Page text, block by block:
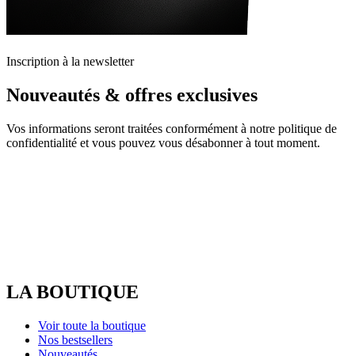
Inscription à la newsletter
Nouveautés & offres exclusives
Vos informations seront traitées conformément à notre politique de
confidentialité et vous pouvez vous désabonner à tout moment.
LA BOUTIQUE
Voir toute la boutique
Nos bestsellers